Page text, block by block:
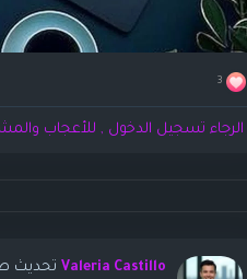
3
الرجاء تسجيل الدخول , للأعجاب
Valeria Castillo تحديث